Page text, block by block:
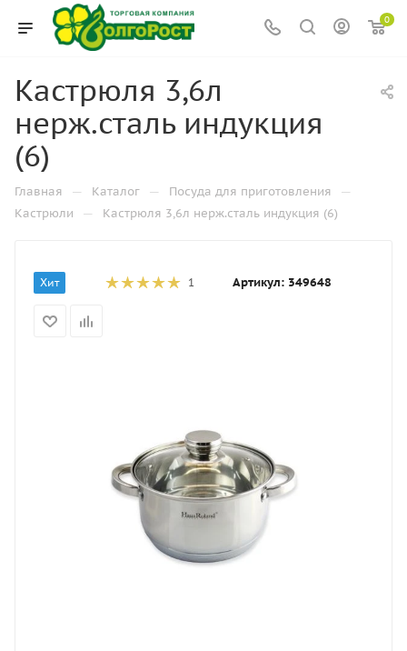
0
Кастрюля 3,6л
нерж.сталь индукция
(6)
Главная — Каталог — Посуда для приготовления —
Кастрюли — Кастрюля 3,6л нерж.сталь индукция (6)
Хит 1 Артикул: 349648